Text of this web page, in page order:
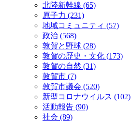
北陸新幹線 (65)
原子力 (231)
地域コミュニティ (57)
政治 (568)
敦賀と野球 (28)
敦賀の歴史・文化 (173)
敦賀の自然 (31)
敦賀市 (7)
敦賀市議会 (520)
新型コロナウイルス (102)
活動報告 (90)
社会 (89)